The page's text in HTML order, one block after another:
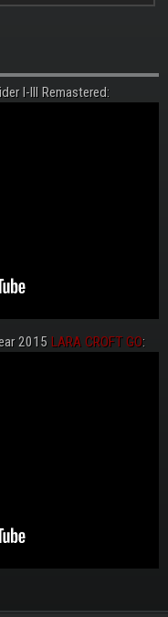
I-III Remastered:
2015 LARA CROFT GO: